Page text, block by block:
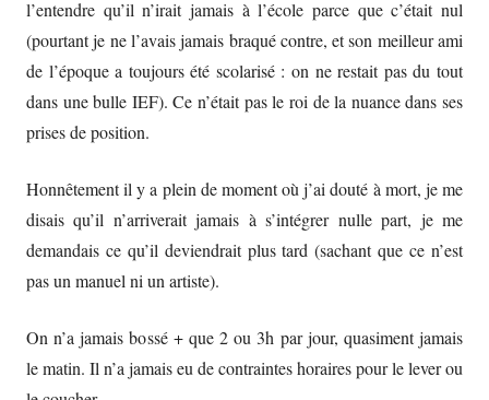
l’entendre qu’il n’irait jamais à l’école parce que c’était nul
(pourtant je ne l’avais jamais braqué contre, et son meilleur ami
de l’époque a toujours été scolarisé : on ne restait pas du tout
dans une bulle IEF). Ce n’était pas le roi de la nuance dans ses
prises de position.
Honnêtement il y a plein de moment où j’ai douté à mort, je me
disais qu’il n’arriverait jamais à s’intégrer nulle part, je me
demandais ce qu’il deviendrait plus tard (sachant que ce n’est
pas un manuel ni un artiste).
On n’a jamais bossé + que 2 ou 3h par jour, quasiment jamais
le matin. Il n’a jamais eu de contraintes horaires pour le lever ou